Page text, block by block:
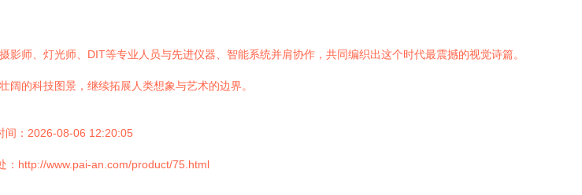
师、灯光师、DIT等专业人员与先进仪器、智能系统并肩协作，共同编织出这个时代最震撼的视觉诗篇。
的科技图景，继续拓展人类想象与艺术的边界。
间：2026-08-06 12:20:05
：http://www.pai-an.com/product/75.html